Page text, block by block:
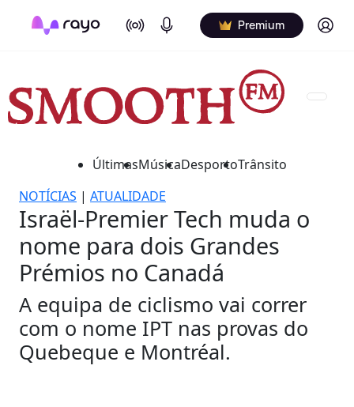
On Air Podcasts Premium Log in
ÚltimasMúsicaDesportoTrânsito
NOTÍCIAS | ATUALIDADE
Israël-Premier Tech muda o
nome para dois Grandes
Prémios no Canadá
A equipa de ciclismo vai correr
com o nome IPT nas provas do
Quebeque e Montréal.